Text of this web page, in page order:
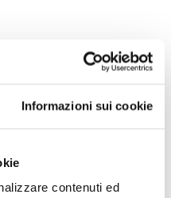
Informazioni sui cookie
contenuti ed
Required